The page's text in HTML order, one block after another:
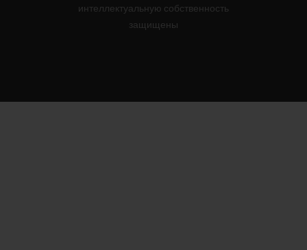
интеллектуальную собственность
защищены